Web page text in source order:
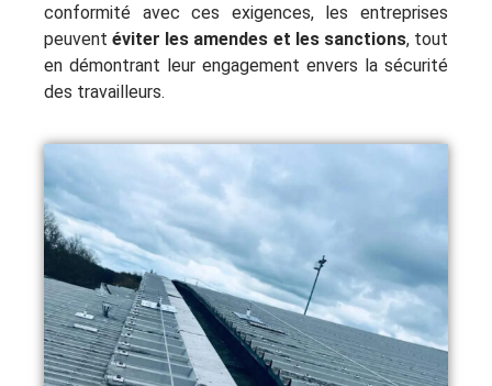
conformité avec ces exigences, les entreprises
peuventéviter les amendes et les sanctions, tout
en démontrant leur engagement envers la sécurité
des travailleurs.